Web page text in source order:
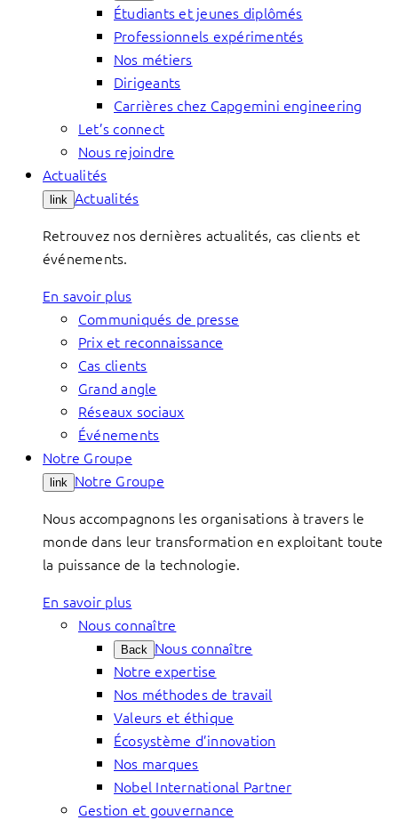
Étudiants et jeunes diplômés
Professionnels expérimentés
Nos métiers
Dirigeants
Carrières chez Capgemini engineering
Let’s connect
Nous rejoindre
Actualités
link Actualités
Retrouvez nos dernières actualités, cas clients et
événements.
En savoir plus
Communiqués de presse
Prix et reconnaissance
Cas clients
Grand angle
Réseaux sociaux
Événements
Notre Groupe
link Notre Groupe
Nous accompagnons les organisations à travers le
monde dans leur transformation en exploitant toute
la puissance de la technologie.
En savoir plus
Nous connaître
Back Nous connaître
Notre expertise
Nos méthodes de travail
Valeurs et éthique
Écosystème d’innovation
Nos marques
Nobel International Partner
Gestion et gouvernance